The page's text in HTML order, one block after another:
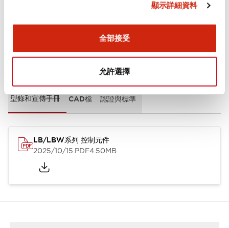
顯示詳細資料
全部接受
允許選擇
文件和檔案
型錄和宣傳手冊 CAD檔 認證與標準
LB/LBW系列 控制元件
2025/10/15.PDF4.50MB